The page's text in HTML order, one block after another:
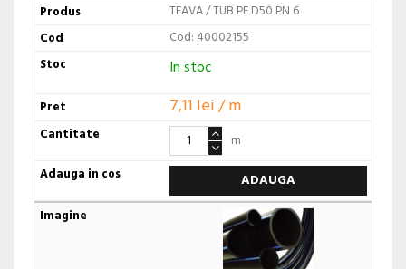
TEAVA / TUB PE D50 PN 6
Cod: 40002155
In stoc
7,11 lei / m
m
ADAUGA